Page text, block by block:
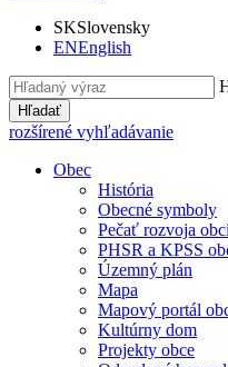
SKSlovensky
ENEnglish
Hľadať
rozšírené vyhľadávanie
Obec
História
Obecné symboly
Pečať rozvoja
PHSR a KPSS
Územný plán
Mapa
Mapový portál
Kultúrny dom
Projekty obce